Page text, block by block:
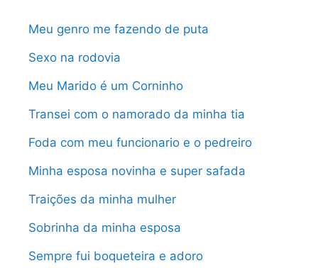
Meu genro me fazendo de puta
Sexo na rodovia
Meu Marido é um Corninho
Transei com o namorado da minha tia
Foda com meu funcionario e o pedreiro
Minha esposa novinha e super safada
Traições da minha mulher
Sobrinha da minha esposa
Sempre fui boqueteira e adoro